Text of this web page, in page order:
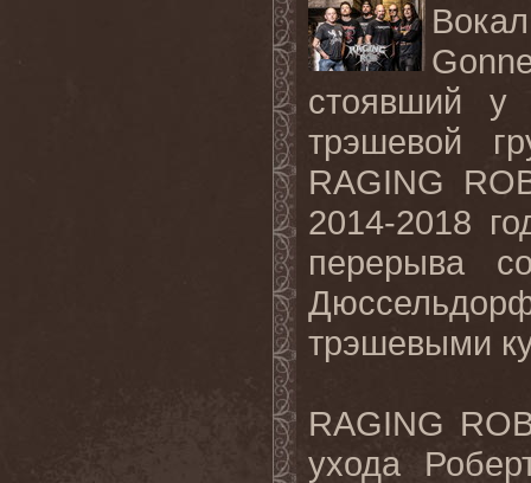
стоявший у
трэшевой
RAGING
2014-2018
перерыва
трэшевыми
RAGING
ухода